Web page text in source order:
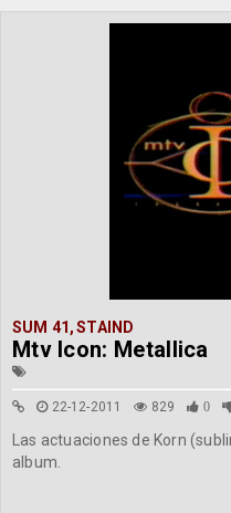
SUM 41,STAIND
Mtv Icon: Metallica
22-12-2011 829 0
Las actuaciones de Korn
album.